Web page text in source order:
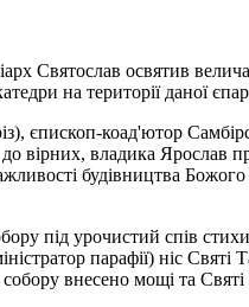
Святослав освятив
на території даної
єпископ-коад'ютор
вірних, владика Ярослав
будівництва
під урочистий спів
парафії) ніс
внесено мощі та